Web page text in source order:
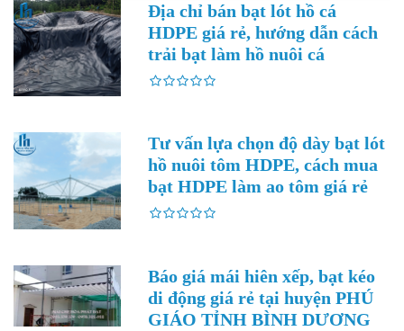
Địa chỉ bán bạt lót hồ cá
HDPE giá rẻ, hướng dẫn cách
trải bạt làm hồ nuôi cá
Tư vấn lựa chọn độ dày bạt lót
hồ nuôi tôm HDPE, cách mua
bạt HDPE làm ao tôm giá rẻ
Báo giá mái hiên xếp, bạt kéo
di động giá rẻ tại huyện PHÚ
GIÁO TỈNH BÌNH DƯƠNG